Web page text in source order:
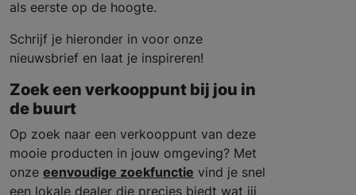
als eerste op de hoogte.
Schrijf je hieronder in voor onze
nieuwsbrief en laat je inspireren!
Zoek een verkooppunt bij jou in
de buurt
Op zoek naar een verkooppunt van deze
mooie producten in jouw omgeving? Met
onze eenvoudige zoekfunctie vind je snel
een lokale dealer die precies biedt wat jij